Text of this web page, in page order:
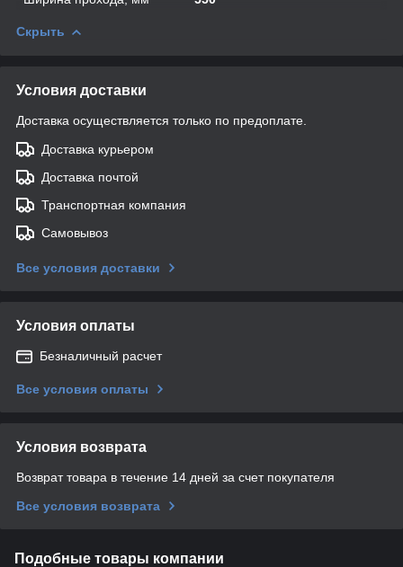
Скрыть
Условия доставки
Доставка осуществляется только по предоплате.
Доставка курьером
Доставка почтой
Транспортная компания
Самовывоз
Все условия доставки
Условия оплаты
Безналичный расчет
Все условия оплаты
Условия возврата
Возврат товара в течение 14 дней за счет покупателя
Все условия возврата
Подобные товары компании